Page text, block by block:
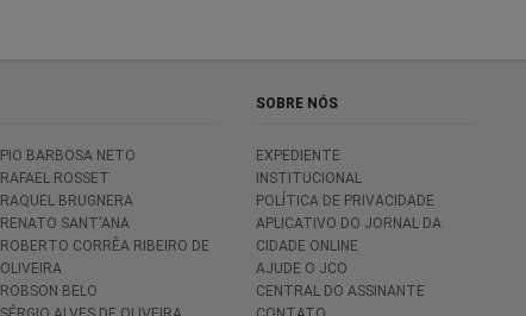
PIO BARBOSA NETO
RAFAEL ROSSET
RAQUEL BRUGNERA
RENATO SANT'ANA
ROBERTO CORRÊA RIBEIRO DE
OLIVEIRA
ROBSON BELO
SOBRE NÓS
EXPEDIENTE
INSTITUCIONAL
POLÍTICA DE PRIVACIDADE
APLICATIVO DO JORNAL DA
CIDADE ONLINE
AJUDE O JCO
CENTRAL DO ASSINANTE